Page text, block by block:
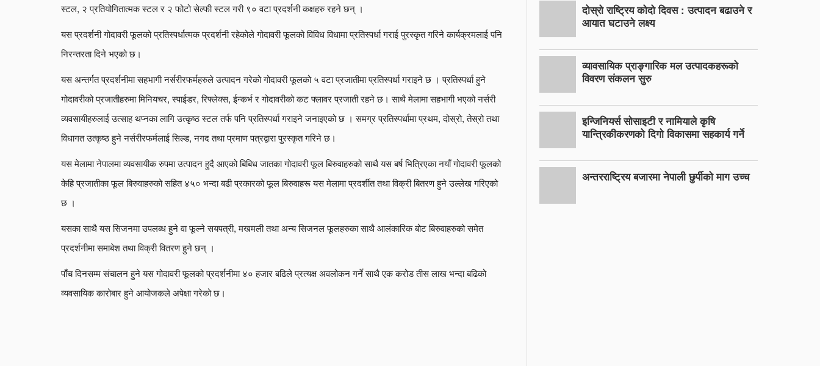
स्टल, २ प्रतियोगितात्मक स्टल र २ फोटो सेल्फी स्टल गरी ९० वटा प्रदर्शनी कक्षहरु रहने छन् ।
यस प्रदर्शनी गोदावरी फूलको प्रतिस्पर्धात्मक प्रदर्शनी रहेकोले गोदावरी फूलको विविध विधामा प्रतिस्पर्धा गराई पुरस्कृत गरिने कार्यक्रमलाई पनि
निरन्तरता दिने भएको छ।
यस अन्तर्गत प्रदर्शनीमा सहभागी नर्सरीरफर्महरुले उत्पादन गरेको गोदावरी फूलको ५ वटा प्रजातीमा प्रतिस्पर्धा गराइने छ । प्रतिस्पर्धा हुने
गोदावरीको प्रजातीहरुमा मिनियचर, स्पाईडर, रिफ्लेक्स, ईन्कर्भ र गोदावरीको कट फ्लावर प्रजाती रहने छ। साथै मेलामा सहभागी भएको नर्सरी
व्यवसायीहरुलाई उत्साह थप्नका लागि उत्कृष्ठ स्टल तर्फ पनि प्रतिस्पर्धा गराइने जनाइएको छ । समग्र प्रतिस्पर्धामा प्रथम, दोस्रो, तेस्रो तथा
विधागत उत्कृष्ठ हुने नर्सरीरफर्मलाई सिल्ड, नगद तथा प्रमाण पत्रद्वारा पुरस्कृत गरिने छ।
यस मेलामा नेपालमा व्यवसायीक रुपमा उत्पादन हुदै आएको बिबिध जातका गोदावरी फूल बिरुवाहरुको साथै यस बर्ष भित्रिएका नयाँ गोदावरी फूलको
केहि प्रजातीका फूल बिरुवाहरुको सहित ४५० भन्दा बढी प्रकारको फूल बिरुवाहरू यस मेलामा प्रदर्शीत तथा विक्री बितरण हुने उल्लेख गरिएको
छ ।
यसका साथै यस सिजनमा उपलब्ध हुने वा फूल्ने सयपत्री, मखमली तथा अन्य सिजनल फूलहरुका साथै आलंकारिक बोट बिरुवाहरुको समेत
प्रदर्शनीमा समाबेश तथा विक्री वितरण हुने छन् ।
पाँच दिनसम्म संचालन हुने यस गोदावरी फूलको प्रदर्शनीमा ४० हजार बढिले प्रत्यक्ष अवलोकन गर्ने साथै एक करोड तीस लाख भन्दा बढिको
व्यवसायिक कारोबार हुने आयोजकले अपेक्षा गरेको छ।
दोस्रो राष्ट्रिय कोदो दिवस : उत्पादन बढाउने र
आयात घटाउने लक्ष्य
व्यावसायिक प्राङ्गारिक मल उत्पादकहरूको
विवरण संकलन सुरु
इन्जिनियर्स सोसाइटी र नामियाले कृषि
यान्त्रिकीकरणको दिगो विकासमा सहकार्य गर्ने
अन्तरराष्ट्रिय बजारमा नेपाली छुर्पीको माग उच्च